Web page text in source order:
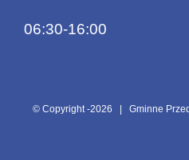
06:30-16:00
© Copyright -2026 | Gminne